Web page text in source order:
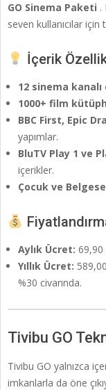
GO Sinema Paketi .
seven kullanıcılar için
İçerik
12 sinema kanalı
1000+ film
BBC First, Epic
yapımlar.
BluTV Play 1 ve
içerikler.
Çocuk ve
Aylık Ücret: 69,90
Yıllık Ücret:
%30 civarında.
Tivibu GO
Tivibu GO yalnızca
imkanlarla da öne